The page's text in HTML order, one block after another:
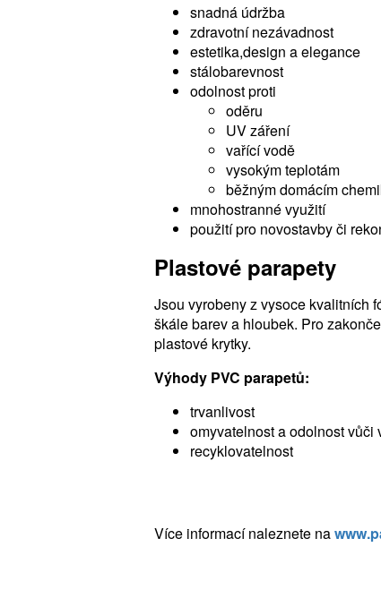
snadná údržba
zdravotní nezávadnost
estetika,design a elegance
stálobarevnost
odolnost proti
oděru
UV záření
vařící vodě
vysokým teplotám
běžným domácím
mnohostranné využití
použití pro novostavby či
Plastové parapety
Jsou vyrobeny z vysoce kvalitních
škále barev a hloubek. Pro
plastové krytky.
Výhody PVC parapetů:
trvanlivost
omyvatelnost a odolnost vůči
recyklovatelnost
Více informací naleznete na